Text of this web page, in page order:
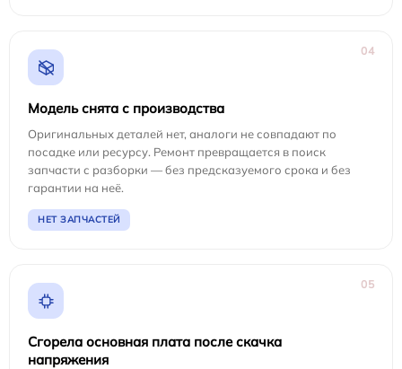
04
Модель снята с производства
Оригинальных деталей нет, аналоги не совпадают по
посадке или ресурсу. Ремонт превращается в поиск
запчасти с разборки — без предсказуемого срока и без
гарантии на неё.
НЕТ ЗАПЧАСТЕЙ
05
Сгорела основная плата после скачка
напряжения